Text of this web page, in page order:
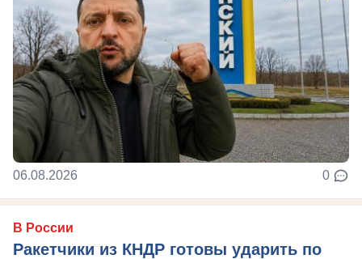
06.08.2026 0
В России
Ракетчики из КНДР готовы ударить по